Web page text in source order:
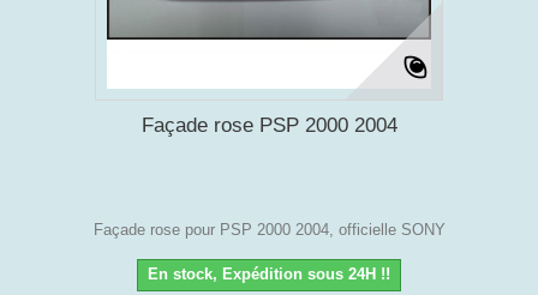
Façade rose PSP 2000 2004
Façade rose pour PSP 2000 2004, officielle SONY
En stock, Expédition sous 24H !!